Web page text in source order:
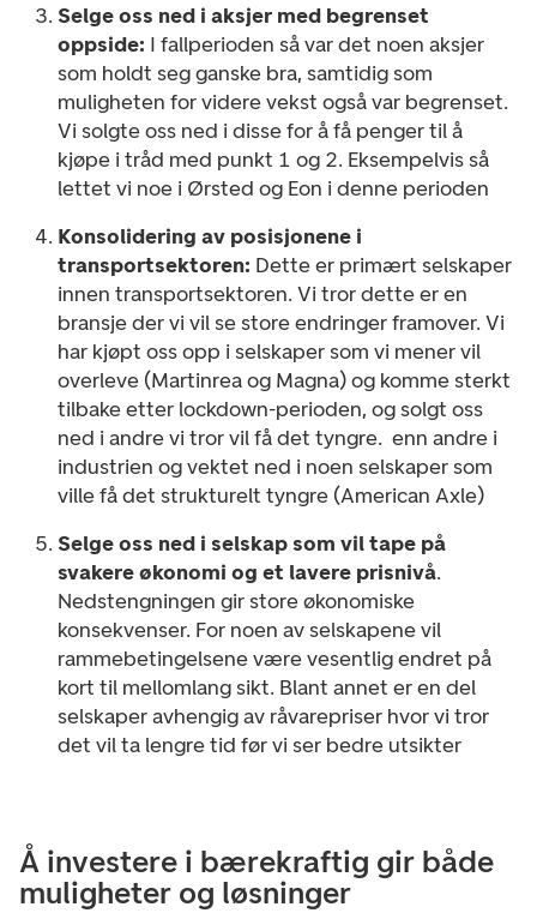
Selge oss ned i aksjer med begrenset
oppside: I fallperioden så var det noen aksjer
som holdt seg ganske bra, samtidig som
muligheten for videre vekst også var begrenset.
Vi solgte oss ned i disse for å få penger til å
kjøpe i tråd med punkt 1 og 2. Eksempelvis så
lettet vi noe i Ørsted og Eon i denne perioden
Konsolidering av posisjonene i
transportsektoren: Dette er primært selskaper
innen transportsektoren. Vi tror dette er en
bransje der vi vil se store endringer framover. Vi
har kjøpt oss opp i selskaper som vi mener vil
overleve (Martinrea og Magna) og komme sterkt
tilbake etter lockdown-perioden, og solgt oss
ned i andre vi tror vil få det tyngre. enn andre i
industrien og vektet ned i noen selskaper som
ville få det strukturelt tyngre (American Axle)
Selge oss ned i selskap som vil tape på
svakere økonomi og et lavere prisnivå.
Nedstengningen gir store økonomiske
konsekvenser. For noen av selskapene vil
rammebetingelsene være vesentlig endret på
kort til mellomlang sikt. Blant annet er en del
selskaper avhengig av råvarepriser hvor vi tror
det vil ta lengre tid før vi ser bedre utsikter
Å investere i bærekraftig gir både
muligheter og løsninger